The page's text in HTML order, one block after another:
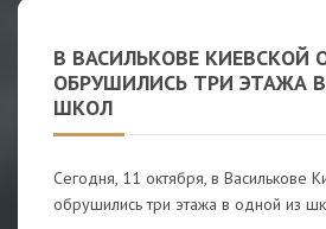
В ВАСИЛЬКОВЕ КИЕВСКОЙ
ОБРУШИЛИСЬ ТРИ ЭТАЖА
ШКОЛ
Сегодня, 11 октября, в Василькове
обрушились три этажа в одной из